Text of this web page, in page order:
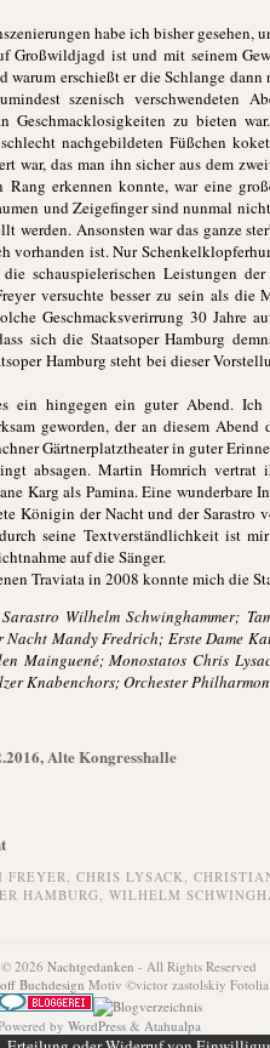
habe ich bisher gesehen,
Großwildjagd ist und mit seinem
erschießt er die Schlange
szenisch verschwendeten
Geschmacklosigkeiten zu bieten
nachgebildeten Füßchen
war, das man ihn sicher aus dem
Rang erkennen konnte, war eine
und Zeigefinger sind nunmal
werden. Ansonsten war das ganze
vorhanden ist. Nur
schauspielerischen Leistungen
versuchte besser zu sein als
Geschmacksverirrung 30 Jahre
sich die Staatsoper Hamburg
Hamburg steht bei dieser
ein hingegen ein guter Abend.
geworden, der an diesem
Gärtnerplatztheater in guter
absagen. Martin Homrich
Karg als Pamina. Eine wunderbare
Königin der Nacht und der
seine Textverständlichkeit ist
auf die Sänger.
Traviata in 2008 konnte mich die
Wilhelm Schwinghammer;
Mandy Fredrich; Erste Dame
Mainguené; Monostatos Chris
Knabenchors; Orchester
Alte Kongresshalle
FREYER, CHRIS LYSACK,
HAMBURG, WILHELM
© 2026Nachtgedanken - All Rights Reserved
Buchdesign Motiv ©victor zastolskiy
by WordPress& Atahualpa